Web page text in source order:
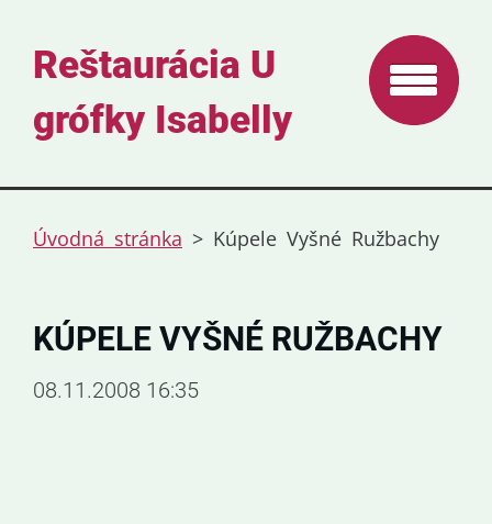
Reštaurácia U
grófky Isabelly
Úvodná stránka > Kúpele Vyšné Ružbachy
KÚPELE VYŠNÉ RUŽBACHY
08.11.2008 16:35